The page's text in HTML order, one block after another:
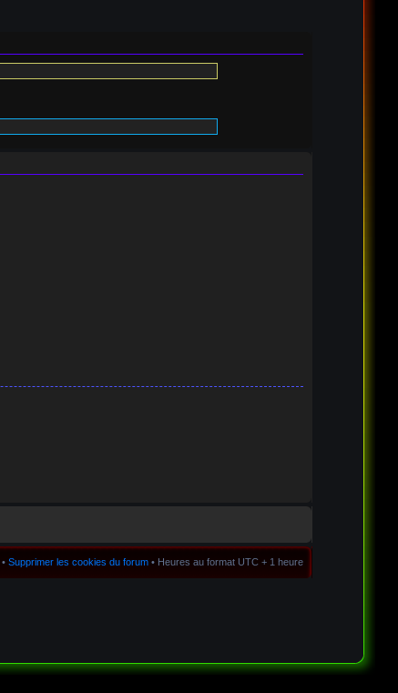
•Supprimer les cookies du forum • Heures au format UTC + 1 heure